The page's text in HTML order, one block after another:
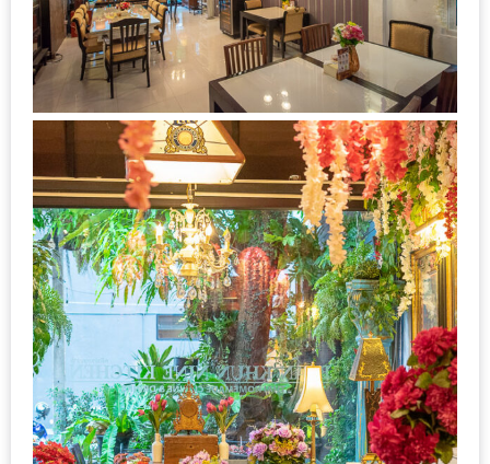
ช็อป
ฟิน
กิน
เพลิน
HFG
E-
NEWS
GAME
(SABAI
SEAFOOD)
HOMEPRO
FAIR
2017
เชียงใหม่